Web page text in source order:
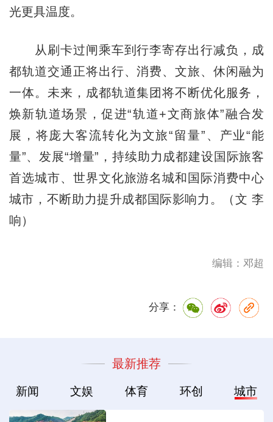
光更具温度。
从刷卡过闸乘车到行李寄存出行减负，成
都轨道交通正将出行、消费、文旅、休闲融为
一体。未来，成都轨道集团将不断优化服务，
焕新轨道场景，促进“轨道+文商旅体”融合发
展，将庞大客流转化为文旅“留量”、产业“能
量”、发展“增量”，持续助力成都建设国际旅客
首选城市、世界文化旅游名城和国际消费中心
城市，不断助力提升成都国际影响力。（文 李
响）
编辑：邓超
分享：
最新推荐
新闻 文娱 体育 环创 城市